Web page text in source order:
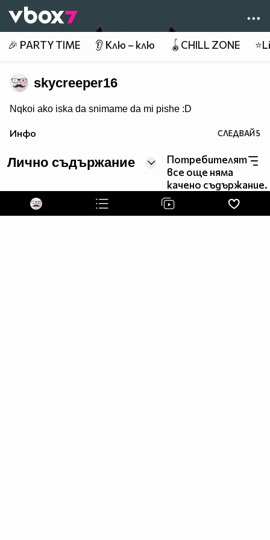
👾
🎉 PARTY TIME 👂 Клю – клю 🪀CHILL ZONE
skycreeper16
Nqkoi ako iska da snimame da mi pishe :D
Инфо СЛЕДВАЙ5
Лично съдържание
Потребителят
все още няма
качено съдържание.